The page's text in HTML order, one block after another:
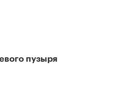
пузыря